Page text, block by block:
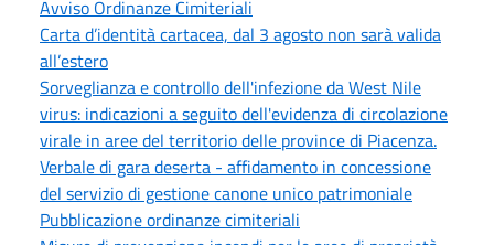
Avviso Ordinanze Cimiteriali
Carta d’identità cartacea, dal 3 agosto non sarà valida
all’estero
Sorveglianza e controllo dell'infezione da West Nile
virus: indicazioni a seguito dell'evidenza di circolazione
virale in aree del territorio delle province di Piacenza.
Verbale di gara deserta - affidamento in concessione
del servizio di gestione canone unico patrimoniale
Pubblicazione ordinanze cimiteriali